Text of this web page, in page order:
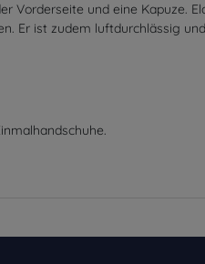
Vorderseite und eine Kapuze.
Er ist zudem luftdurchlässig